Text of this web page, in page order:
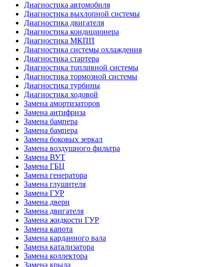
Диагностика автомобиля
Диагностика выхлопной системы
Диагностика двигателя
Диагностика кондиционера
Диагностика МКПП
Диагностика системы охлаждения
Диагностика стартера
Диагностика топливной системы
Диагностика тормозной системы
Диагностика турбины
Диагностика ходовой
Замена амортизаторов
Замена антифриза
Замена бампера
Замена бампера
Замена боковых зеркал
Замена воздушного фильтра
Замена ВУТ
Замена ГБЦ
Замена генератора
Замена глушителя
Замена ГУР
Замена двери
Замена двигателя
Замена жидкости ГУР
Замена капота
Замена карданного вала
Замена катализатора
Замена коллектора
Замена крыла